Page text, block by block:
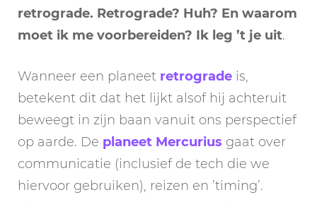
retrograde. Retrograde? Huh? En waarom
moet ik me voorbereiden? Ik leg ’t je uit.
Wanneer een planeet retrograde is,
betekent dit dat het lijkt alsof hij achteruit
beweegt in zijn baan vanuit ons perspectief
op aarde. De planeet Mercurius gaat over
communicatie (inclusief de tech die we
hiervoor gebruiken), reizen en ’timing’.